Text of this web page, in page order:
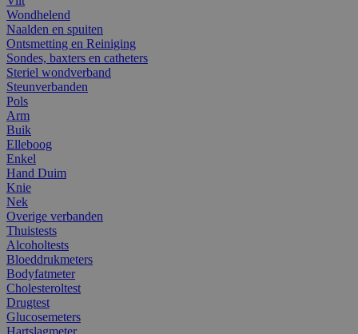
Wondhelend
Naalden en spuiten
Ontsmetting en Reiniging
Sondes, baxters en catheters
Steriel wondverband
Steunverbanden
Pols
Arm
Buik
Elleboog
Enkel
Hand Duim
Knie
Nek
Overige verbanden
Thuistests
Alcoholtests
Bloeddrukmeters
Bodyfatmeter
Cholesteroltest
Drugtest
Glucosemeters
Hartslagmeter